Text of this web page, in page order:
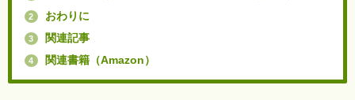
2 おわりに
3 関連記事
4 関連書籍（Amazon）